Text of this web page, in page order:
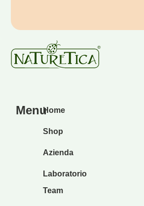
MenuHome
Shop
Azienda
Laboratorio
Team